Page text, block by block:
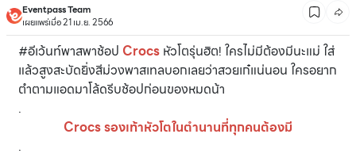
Eventpass Team
เผยแพร่เมื่อ 21 เม.ย. 2566
#อีเว้นท์พาสพาช้อป Crocs หัวโตรุ่นฮิต! ใครไม่มีต้องมีนะแม่ ใส่
แล้วสูงสะบัดยิ่งสีม่วงพาสเทลบอกเลยว่าสวยเก๋แน่นอน ใครอยาก
ตำตามแอดมาโล้ดรีบช้อปก่อนของหมดน้า
.
Crocs รองเท้าหัวโตในตำนานที่ทุกคนต้องมี
.